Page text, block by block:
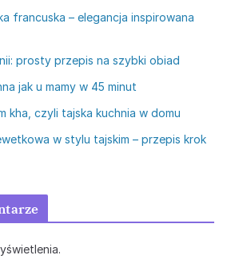
francuska – elegancja inspirowana
prosty przepis na szybki obiad
jak u mamy w 45 minut
kha, czyli tajska kuchnia w domu
w stylu tajskim – przepis krok